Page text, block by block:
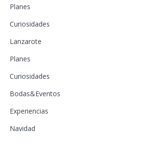
Planes
Curiosidades
Lanzarote
Planes
Curiosidades
Bodas&Eventos
Experiencias
Navidad